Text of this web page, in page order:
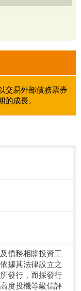
交易外部債務票券
的成長。
債務相關投資工
據其法律設立之
發行，而採發行
度投機等級信評